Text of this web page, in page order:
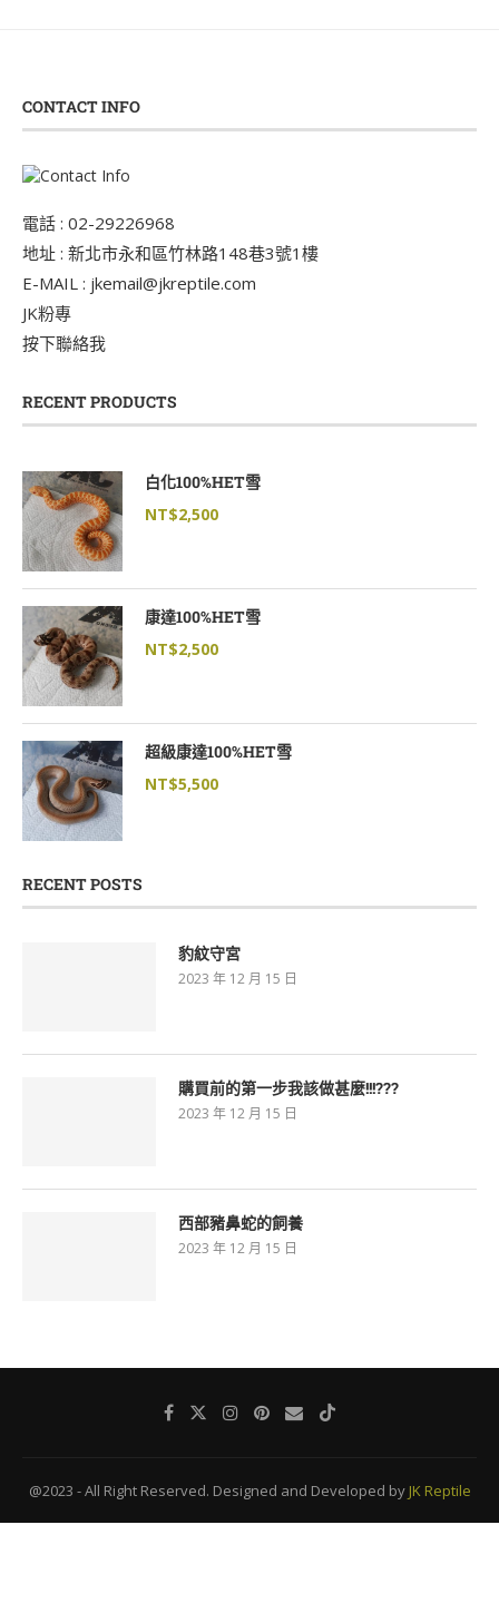
CONTACT INFO
電話 : 02-29226968
地址 : 新北市永和區竹林路148巷3號1樓
E-MAIL : jkemail@jkreptile.com
JK粉專
按下聯絡我
RECENT PRODUCTS
白化100%HET雪
NT$2,500
康達100%HET雪
NT$2,500
超級康達100%HET雪
NT$5,500
RECENT POSTS
豹紋守宮
2023 年 12 月 15 日
購買前的第一步我該做甚麼!!!???
2023 年 12 月 15 日
西部豬鼻蛇的飼養
2023 年 12 月 15 日
@2023 - All Right Reserved. Designed and Developed by JK Reptile